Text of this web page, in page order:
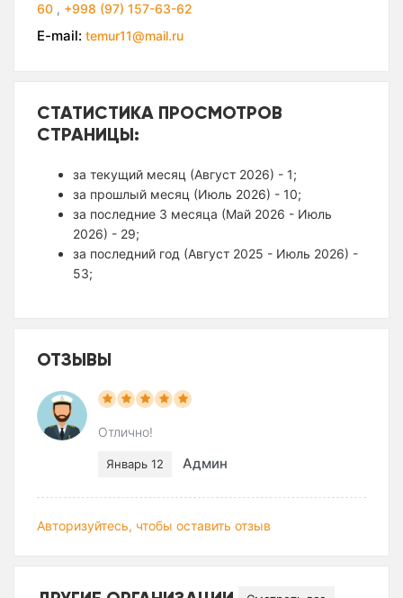
60 , +998 (97) 157-63-62
E-mail: temur11@mail.ru
СТАТИСТИКА ПРОСМОТРОВ
СТРАНИЦЫ:
за текущий месяц (Август 2026) - 1;
за прошлый месяц (Июль 2026) - 10;
за последние 3 месяца (Май 2026 - Июль
2026) - 29;
за последний год (Август 2025 - Июль 2026) -
53;
ОТЗЫВЫ
Отлично!
Январь 12 Админ
Авторизуйтесь, чтобы оставить отзыв